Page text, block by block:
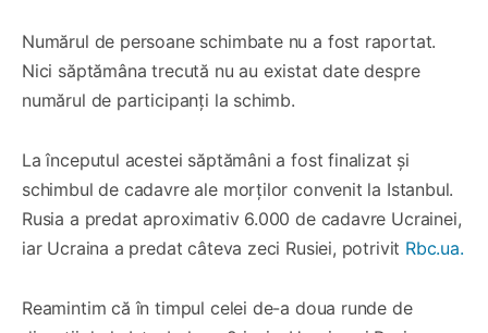
Numărul de persoane schimbate nu a fost raportat.
Nici săptămâna trecută nu au existat date despre
numărul de participanți la schimb.
La începutul acestei săptămâni a fost finalizat și
schimbul de cadavre ale morților convenit la Istanbul.
Rusia a predat aproximativ 6.000 de cadavre Ucrainei,
iar Ucraina a predat câteva zeci Rusiei, potrivit Rbc.ua.
Reamintim că în timpul celei de-a doua runde de